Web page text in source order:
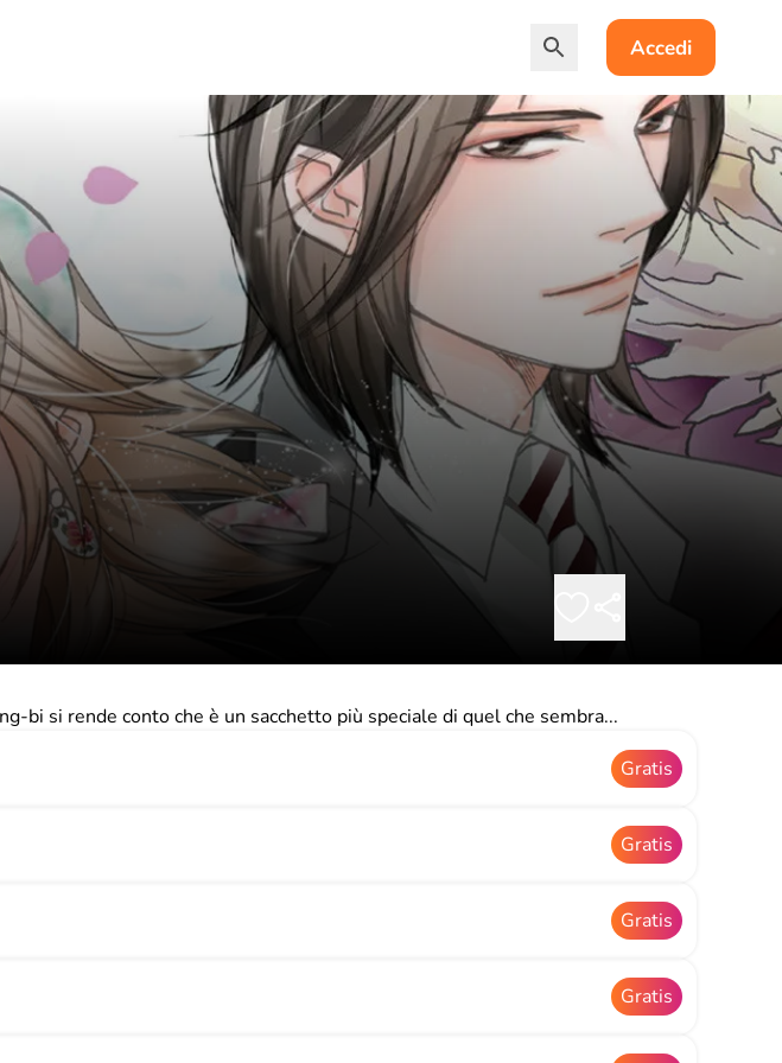
Accedi
bi si rende conto che è un sacchetto più speciale di quel che sembra...
Gratis
Gratis
Gratis
Gratis